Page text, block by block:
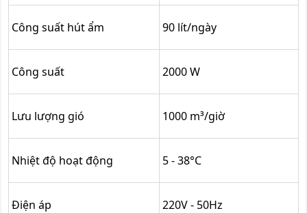
Công suất hút ẩm 90 lít/ngày
Công suất 2000 W
Lưu lượng gió 1000 m³/giờ
Nhiệt độ hoạt động 5 - 38°C
Điện áp 220V - 50Hz